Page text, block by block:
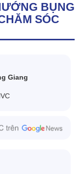
BỤNG
SÓC
Giang